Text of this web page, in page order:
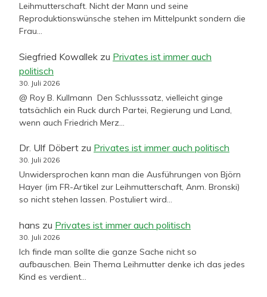
Leihmutterschaft. Nicht der Mann und seine
Reproduktionswünsche stehen im Mittelpunkt sondern die
Frau…
Siegfried Kowallek zu Privates ist immer auch
politisch
30. Juli 2026
@ Roy B. Kullmann Den Schlusssatz, vielleicht ginge
tatsächlich ein Ruck durch Partei, Regierung und Land,
wenn auch Friedrich Merz…
Dr. Ulf Döbert zu Privates ist immer auch politisch
30. Juli 2026
Unwidersprochen kann man die Ausführungen von Björn
Hayer (im FR-Artikel zur Leihmutterschaft, Anm. Bronski)
so nicht stehen lassen. Postuliert wird…
hans zu Privates ist immer auch politisch
30. Juli 2026
Ich finde man sollte die ganze Sache nicht so
aufbauschen. Bein Thema Leihmutter denke ich das jedes
Kind es verdient…